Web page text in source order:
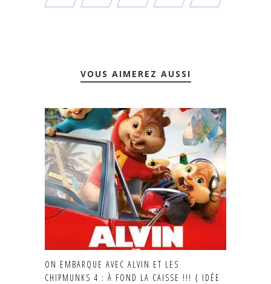
VOUS AIMEREZ AUSSI
ON EMBARQUE AVEC ALVIN ET LES
CHIPMUNKS 4 : À FOND LA CAISSE !!! { IDÉE